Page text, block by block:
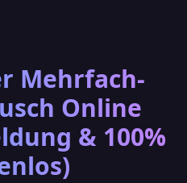
Mehrfach-
Online
& 100%